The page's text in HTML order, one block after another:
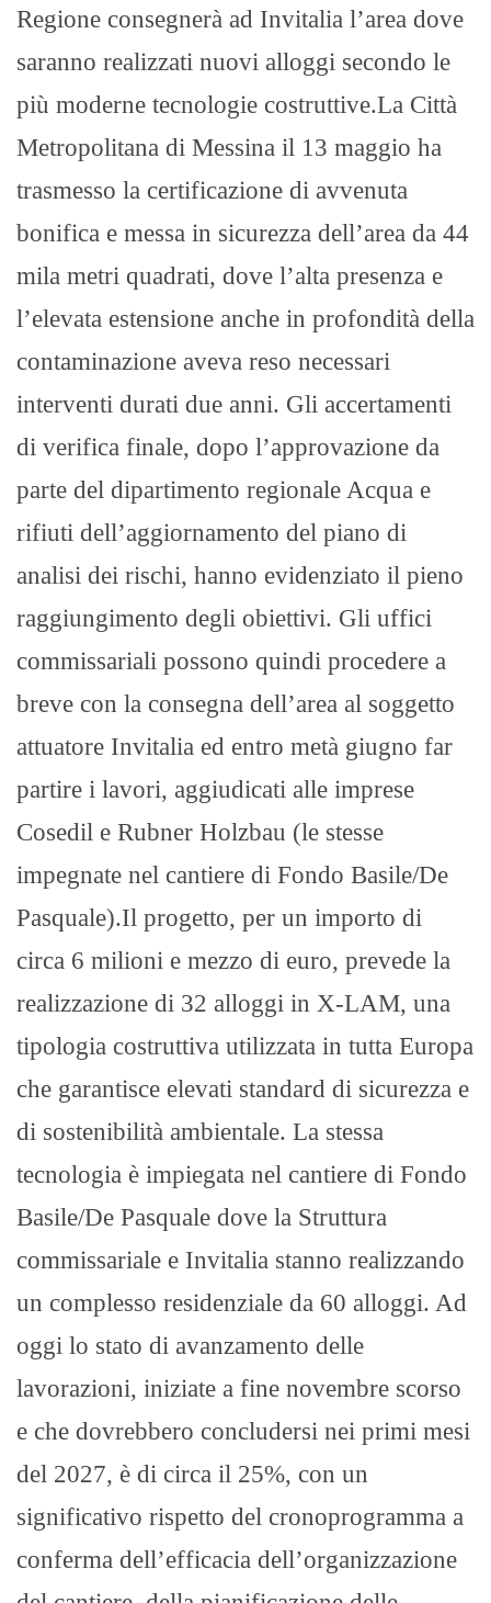
Regione consegnerà ad Invitalia l’area dove
saranno realizzati nuovi alloggi secondo le
più moderne tecnologie costruttive.La Città
Metropolitana di Messina il 13 maggio ha
trasmesso la certificazione di avvenuta
bonifica e messa in sicurezza dell’area da 44
mila metri quadrati, dove l’alta presenza e
l’elevata estensione anche in profondità della
contaminazione aveva reso necessari
interventi durati due anni. Gli accertamenti
di verifica finale, dopo l’approvazione da
parte del dipartimento regionale Acqua e
rifiuti dell’aggiornamento del piano di
analisi dei rischi, hanno evidenziato il pieno
raggiungimento degli obiettivi. Gli uffici
commissariali possono quindi procedere a
breve con la consegna dell’area al soggetto
attuatore Invitalia ed entro metà giugno far
partire i lavori, aggiudicati alle imprese
Cosedil e Rubner Holzbau (le stesse
impegnate nel cantiere di Fondo Basile/De
Pasquale).Il progetto, per un importo di
circa 6 milioni e mezzo di euro, prevede la
realizzazione di 32 alloggi in X-LAM, una
tipologia costruttiva utilizzata in tutta Europa
che garantisce elevati standard di sicurezza e
di sostenibilità ambientale. La stessa
tecnologia è impiegata nel cantiere di Fondo
Basile/De Pasquale dove la Struttura
commissariale e Invitalia stanno realizzando
un complesso residenziale da 60 alloggi. Ad
oggi lo stato di avanzamento delle
lavorazioni, iniziate a fine novembre scorso
e che dovrebbero concludersi nei primi mesi
del 2027, è di circa il 25%, con un
significativo rispetto del cronoprogramma a
conferma dell’efficacia dell’organizzazione